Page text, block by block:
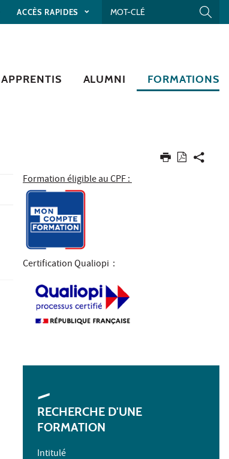
ACCÈS RAPIDES
APPRENTIS ALUMNI FORMATIONS
Formation éligible au CPF :
Certification Qualiopi :
RECHERCHE D'UNE
FORMATION
Intitulé